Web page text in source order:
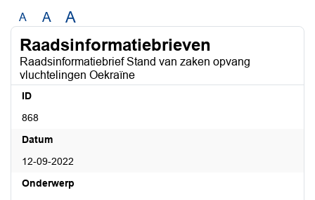
A A A
Raadsinformatiebrieven
Raadsinformatiebrief Stand van zaken opvang
vluchtelingen Oekraïne
ID
868
Datum
12-09-2022
Onderwerp